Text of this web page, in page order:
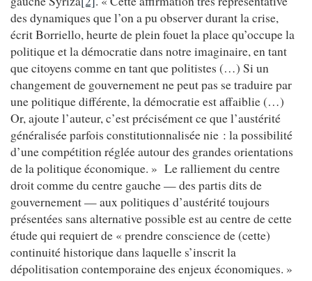
des dynamiques que l’on a pu observer durant la crise,
écrit Borriello, heurte de plein fouet la place qu’occupe la
politique et la démocratie dans notre imaginaire, en tant
que citoyens comme en tant que politistes (…) Si un
changement de gouvernement ne peut pas se traduire par
une politique différente, la démocratie est affaiblie (…)
Or, ajoute l’auteur, c’est précisément ce que l’austérité
généralisée parfois constitutionnalisée nie : la possibilité
d’une compétition réglée autour des grandes orientations
de la politique économique. » Le ralliement du centre
droit comme du centre gauche — des partis dits de
gouvernement — aux politiques d’austérité toujours
présentées sans alternative possible est au centre de cette
étude qui requiert de « prendre conscience de (cette)
continuité historique dans laquelle s’inscrit la
dépolitisation contemporaine des enjeux économiques. »